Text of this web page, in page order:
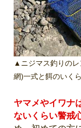
▲ニジマス釣りのレ
網)一式と餌のいくら
ヤマメやイワナ
ないくらい警戒